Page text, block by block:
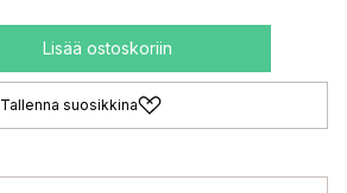
Lisää ostoskoriin
Tallenna suosikkina